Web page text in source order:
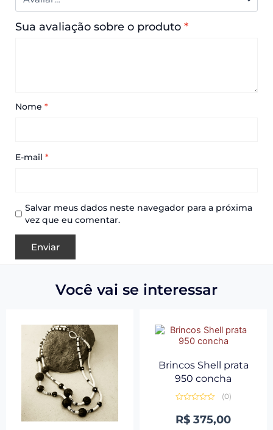
Sua avaliação sobre o produto *
Nome *
E-mail *
Salvar meus dados neste navegador para a próxima
vez que eu comentar.
Você vai se interessar
Brincos Shell prata
950 concha
0
de
(0)
R$ 375,00